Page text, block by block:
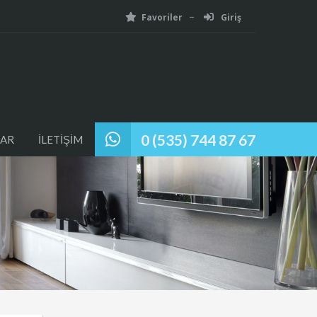
Favoriler Giriş
0 (535) 744 87 67
İLETİŞİM